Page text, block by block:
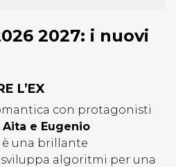
2027: i nuovi
L’EX
con protagonisti
Aita e Eugenio
è una brillante
algoritmi per una